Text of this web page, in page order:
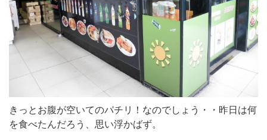
きっとお腹が空いてのパチリ！なのでしょう・・昨日は何
を食べたんだろう、思い浮かばず。